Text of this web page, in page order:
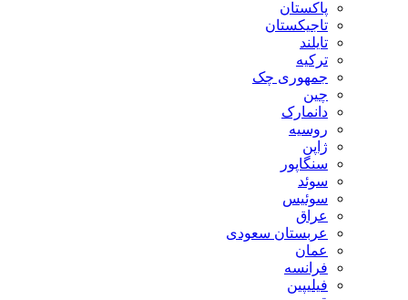
پاکستان
تاجیکستان
تایلند
ترکیه
جمهوری چک
چین
دانمارک
روسیه
ژاپن
سنگاپور
سوئد
سوئیس
عراق
عربستان سعودی
عمان
فرانسه
فیلیپین